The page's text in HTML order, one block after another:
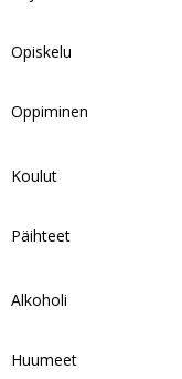
Opiskelu
Oppiminen
Koulut
Päihteet
Alkoholi
Huumeet